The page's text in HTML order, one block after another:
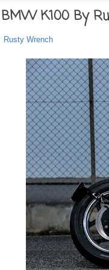
BMW K100 By
Rusty Wrench